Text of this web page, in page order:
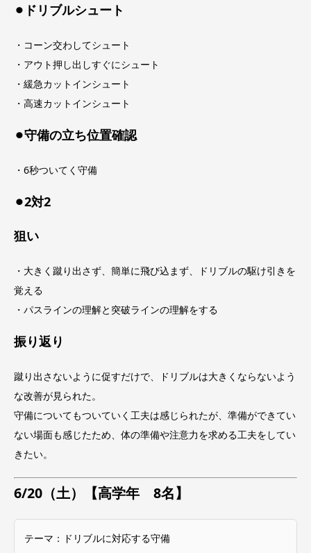
⚫︎ドリブルシュート
・コーン交わしてシュート
・アウト押し出しすぐにシュート
・緩急カットインシュート
・高速カットインシュート
⚫︎守備の立ち位置確認
・6秒ついてく守備
⚫︎2対2
狙い
・大きく蹴り出さず、簡単に飛び込まず、ドリブルの駆け引きを
覚える
・パスラインの理解と突破ラインの理解をする
振り返り
蹴り出さないように促すだけで、ドリブルは大きくならないよう
な改善が見られた。
守備についてもついていく工夫は感じられたが、準備ができてい
ない場面も感じたため、体の準備や注意力を求める工夫をしてい
きたい。
6/20（土）【高学年 8名】
テーマ：ドリブルに対応する守備